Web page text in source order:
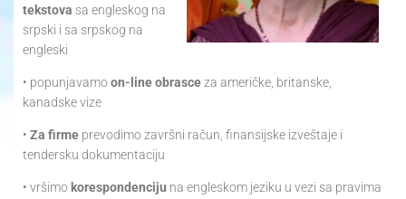
tekstova sa engleskog na
srpski i sa srpskog na
engleski
• popunjavamo on-line obrasceza američke, britanske,
kanadske vize
• Za firme prevodimo završni račun, finansijske izveštaje i
tendersku dokumentaciju
• vršimo korespondenciju na engleskom jeziku u vezi sa pravima